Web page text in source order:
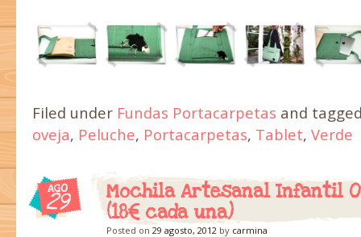
Filed under Fundas Portacarpetas and
oveja, Peluche, Portacarpetas, Tablet, Verde
AGO
29
Mochila Artesanal Infantil
(18€ cada una)
Posted on 29 agosto, 2012 by carmina